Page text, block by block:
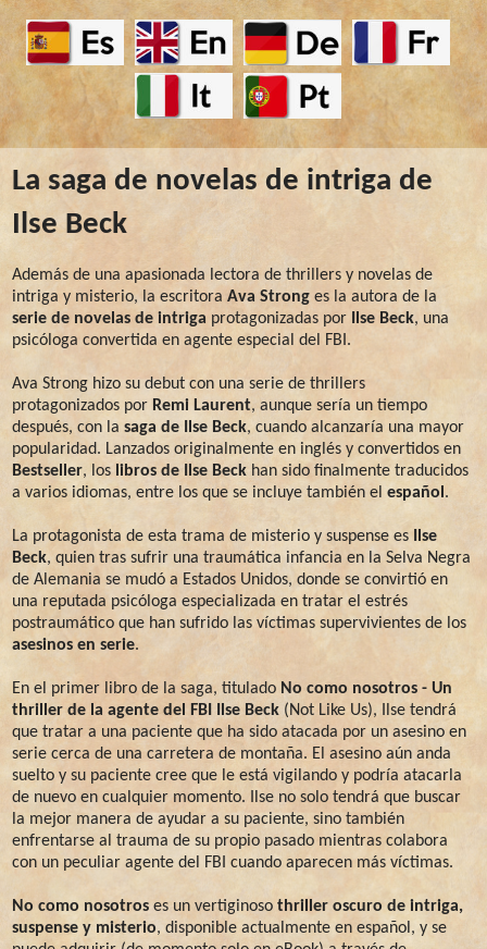
La saga de novelas de intriga de
Ilse Beck
Además de una apasionada lectora de thrillers y novelas de
intriga y misterio, la escritora Ava Strong es la autora de la
serie de novelas de intriga protagonizadas por Ilse Beck, una
psicóloga convertida en agente especial del FBI.
Ava Strong hizo su debut con una serie de thrillers
protagonizados por Remi Laurent, aunque sería un tiempo
después, con la saga de Ilse Beck, cuando alcanzaría una mayor
popularidad. Lanzados originalmente en inglés y convertidos en
Bestseller, los libros de Ilse Beck han sido finalmente traducidos
a varios idiomas, entre los que se incluye también el español .
La protagonista de esta trama de misterio y suspense es Ilse
Beck, quien tras sufrir una traumática infancia en la Selva Negra
de Alemania se mudó a Estados Unidos, donde se convirtió en
una reputada psicóloga especializada en tratar el estrés
postraumático que han sufrido las víctimas supervivientes de los
asesinos en serie.
En el primer libro de la saga, titulado No como nosotros - Un
thriller de la agente del FBI Ilse Beck (Not Like Us), Ilse tendrá
que tratar a una paciente que ha sido atacada por un asesino en
serie cerca de una carretera de montaña. El asesino aún anda
suelto y su paciente cree que le está vigilando y podría atacarla
de nuevo en cualquier momento. Ilse no solo tendrá que buscar
la mejor manera de ayudar a su paciente, sino también
enfrentarse al trauma de su propio pasado mientras colabora
con un peculiar agente del FBI cuando aparecen más víctimas.
No como nosotros es un vertiginoso thriller oscuro de intriga,
suspense y misterio, disponible actualmente en español, y se